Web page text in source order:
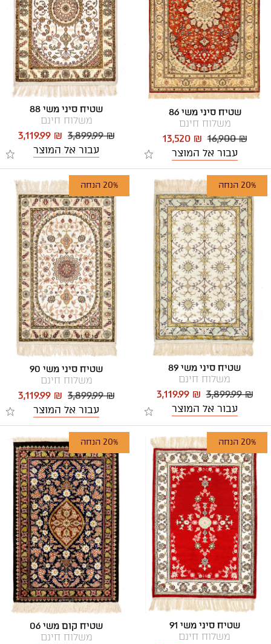
שטיח סיני משי 86
משלוח חינם
16,900 ₪
13,520 ₪
עבור אל המוצר
שטיח סיני משי 88
משלוח חינם
3,899.99 ₪
3,119.99 ₪
עבור אל המוצר
20% הנחה
שטיח סיני משי 89
משלוח חינם
3,899.99 ₪
3,119.99 ₪
עבור אל המוצר
20% הנחה
שטיח סיני משי 90
משלוח חינם
3,899.99 ₪
3,119.99 ₪
עבור אל המוצר
20% הנחה
שטיח סיני משי 91
משלוח חינם
20% הנחה
שטיח קום משי 06
משלוח חינם